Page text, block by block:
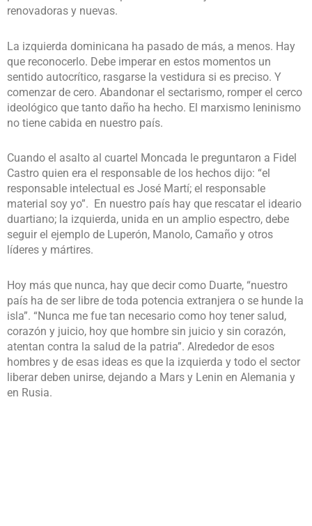
renovadoras y nuevas.
La izquierda dominicana ha pasado de más, a menos. Hay
que reconocerlo. Debe imperar en estos momentos un
sentido autocrítico, rasgarse la vestidura si es preciso. Y
comenzar de cero. Abandonar el sectarismo, romper el cerco
ideológico que tanto daño ha hecho. El marxismo leninismo
no tiene cabida en nuestro país.
Cuando el asalto al cuartel Moncada le preguntaron a Fidel
Castro quien era el responsable de los hechos dijo: “el
responsable intelectual es José Martí; el responsable
material soy yo”. En nuestro país hay que rescatar el ideario
duartiano; la izquierda, unida en un amplio espectro, debe
seguir el ejemplo de Luperón, Manolo, Camaño y otros
líderes y mártires.
Hoy más que nunca, hay que decir como Duarte, “nuestro
país ha de ser libre de toda potencia extranjera o se hunde la
isla”. “Nunca me fue tan necesario como hoy tener salud,
corazón y juicio, hoy que hombre sin juicio y sin corazón,
atentan contra la salud de la patria”. Alrededor de esos
hombres y de esas ideas es que la izquierda y todo el sector
liberar deben unirse, dejando a Mars y Lenin en Alemania y
en Rusia.